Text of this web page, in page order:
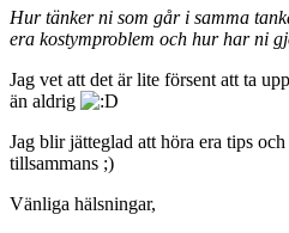
Hur tänker ni som går i samma
era kostymproblem och hur har ni
Jag vet att det är lite försent att ta
än aldrig
Jag blir jätteglad att höra era tips
tillsammans ;)
Vänliga hälsningar,